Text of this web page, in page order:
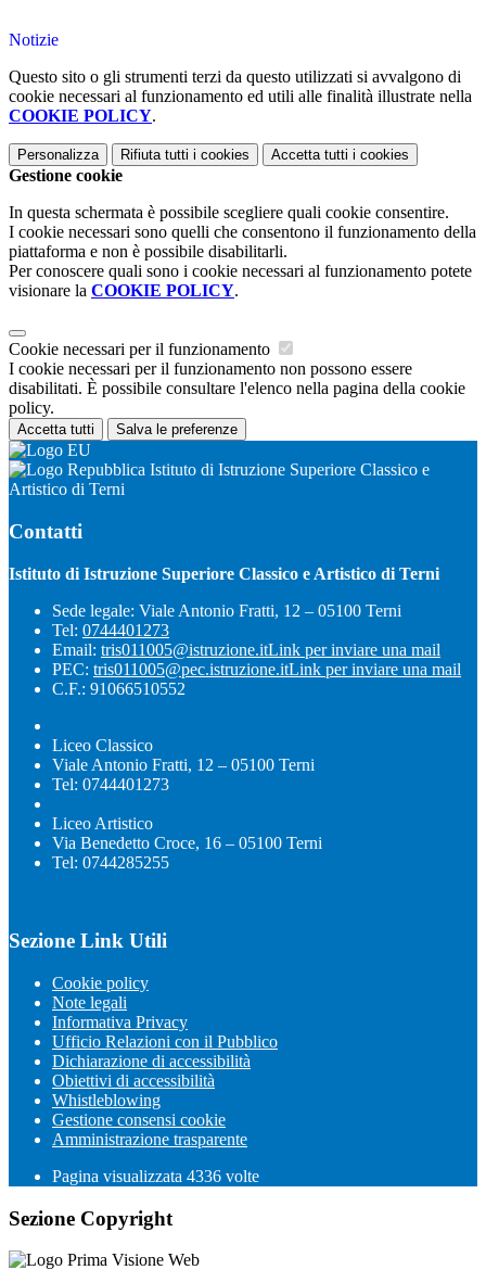
Notizie
Questo sito o gli strumenti terzi da questo utilizzati si avvalgono di
cookie necessari al funzionamento ed utili alle finalità illustrate nella
COOKIE POLICY.
Personalizza Rifiuta tutti i cookies Accetta tutti i cookies
Gestione cookie
In questa schermata è possibile scegliere quali cookie consentire.
I cookie necessari sono quelli che consentono il funzionamento della
piattaforma e non è possibile disabilitarli.
Per conoscere quali sono i cookie necessari al funzionamento potete
visionare la COOKIE POLICY.
Cookie necessari per il funzionamento
I cookie necessari per il funzionamento non possono essere
disabilitati. È possibile consultare l'elenco nella pagina della cookie
policy.
Accetta tutti Salva le preferenze
Istituto di Istruzione Superiore Classico e
Artistico di Terni
Contatti
Istituto di Istruzione Superiore Classico e Artistico di Terni
Sede legale: Viale Antonio Fratti, 12 – 05100 Terni
Tel: 0744401273
Email: tris011005@istruzione.itLink per inviare una mail
PEC: tris011005@pec.istruzione.itLink per inviare una mail
C.F.: 91066510552
Liceo Classico
Viale Antonio Fratti, 12 – 05100 Terni
Tel: 0744401273
Liceo Artistico
Via Benedetto Croce, 16 – 05100 Terni
Tel: 0744285255
Sezione Link Utili
Cookie policy
Note legali
Informativa Privacy
Ufficio Relazioni con il Pubblico
Dichiarazione di accessibilità
Obiettivi di accessibilità
Whistleblowing
Gestione consensi cookie
Amministrazione trasparente
Pagina visualizzata 4336 volte
Sezione Copyright